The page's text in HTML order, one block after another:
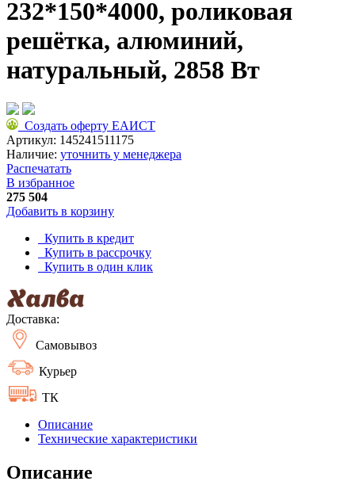
232*150*4000, роликовая
решётка, алюминий,
натуральный, 2858 Вт
Создать оферту ЕАИСТ
Артикул: 145241511175
Наличие: уточнить у менеджера
Распечатать
В избранное
275 504
Добавить в корзину
Купить в кредит
Купить в рассрочку
Купить в один клик
Доставка:
Самовывоз
Курьер
ТК
Описание
Технические характеристики
Описание